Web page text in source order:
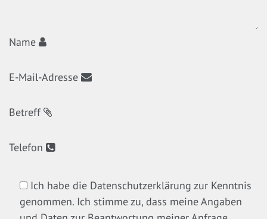
Name
E-Mail-Adresse
Betreff
Telefon
Ich habe die Datenschutzerklärung zur Kenntnis
genommen. Ich stimme zu, dass meine Angaben